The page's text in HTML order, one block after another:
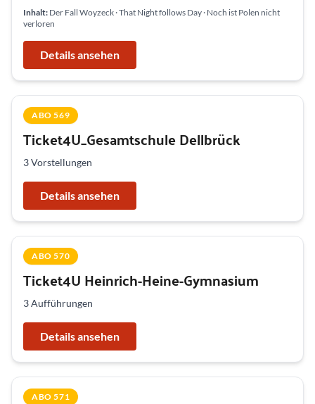
Inhalt: Der Fall Woyzeck · That Night follows Day · Noch ist Polen nicht
verloren
Details ansehen
ABO 569
Ticket4U_Gesamtschule Dellbrück
3 Vorstellungen
Details ansehen
ABO 570
Ticket4U Heinrich-Heine-Gymnasium
3 Aufführungen
Details ansehen
ABO 571